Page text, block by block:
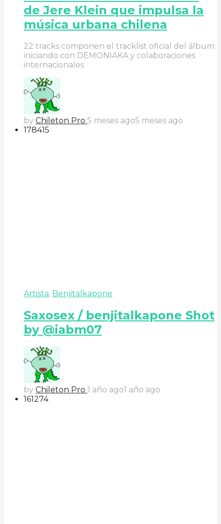
de Jere Klein que impulsa la
música urbana chilena
22 tracks componen el tracklist oficial del álbum
iniciando con DEMONIAKA y colaboraciones
internacionales
by Chileton Pro 5 meses ago5 meses ago
178415
Artista, Benjitalkapone
Saxosex / benjitalkapone Shot
by @iabm07
by Chileton Pro 1 año ago1 año ago
161274